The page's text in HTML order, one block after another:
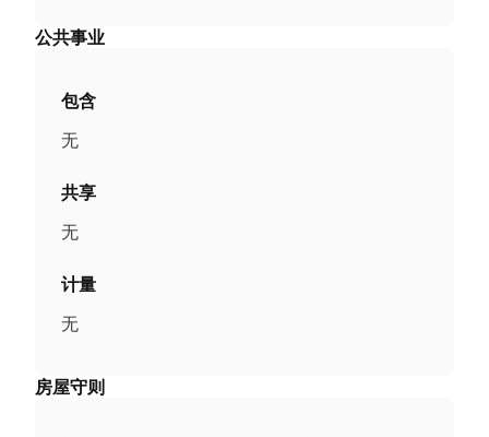
公共事业
包含
无
共享
无
计量
无
房屋守则